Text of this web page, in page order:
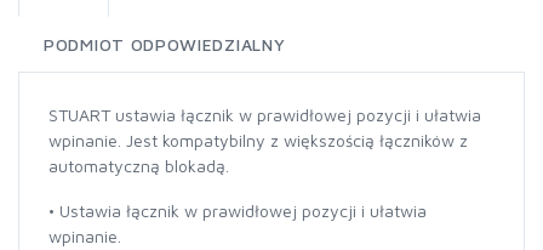
PODMIOT ODPOWIEDZIALNY
STUART ustawia łącznik w prawidłowej pozycji i ułatwia
wpinanie. Jest kompatybilny z większością łączników z
automatyczną blokadą.
• Ustawia łącznik w prawidłowej pozycji i ułatwia
wpinanie.